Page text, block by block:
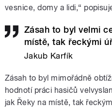
vesnice, domy a lidi,“
Zásah to byl velmi
místě, tak řeckými
Jakub Karfík
Zásah to byl mimořádně
hodnotí práci hasičů
jak Řeky na místě, tak